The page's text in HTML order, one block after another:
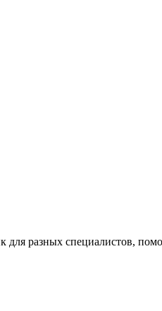
разных специалистов,